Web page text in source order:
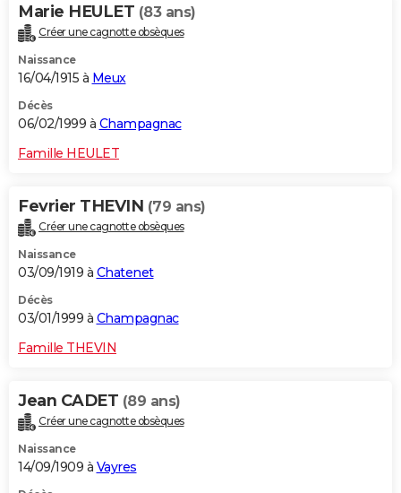
Marie HEULET (83 ans)
Créer une cagnotte obsèques
Naissance
16/04/1915 à Meux
Décès
06/02/1999 à Champagnac
Famille HEULET
Fevrier THEVIN (79 ans)
Créer une cagnotte obsèques
Naissance
03/09/1919 à Chatenet
Décès
03/01/1999 à Champagnac
Famille THEVIN
Jean CADET (89 ans)
Créer une cagnotte obsèques
Naissance
14/09/1909 à Vayres